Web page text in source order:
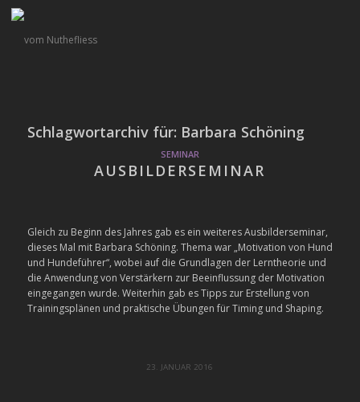
Schlagwortarchiv für: Barbara Schöning
SEMINAR
AUSBILDERSEMINAR
Gleich zu Beginn des Jahres gab es ein weiteres Ausbilderseminar,
dieses Mal mit Barbara Schöning. Thema war „Motivation von Hund
und Hundeführer“, wobei auf die Grundlagen der Lerntheorie und
die Anwendung von Verstärkern zur Beeinflussung der Motivation
eingegangen wurde. Weiterhin gab es Tipps zur Erstellung von
Trainingsplänen und praktische Übungen für Timing und Shaping.
23. JANUAR 2016